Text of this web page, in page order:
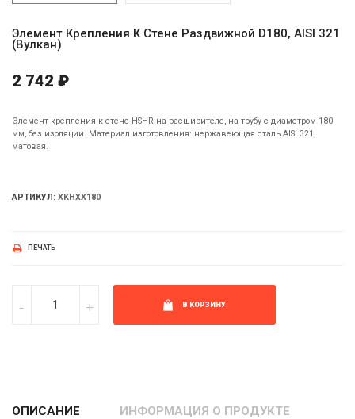
Элемент Крепления К Стене Раздвижной D180, AISI 321
(Вулкан)
2 742 ₽
Элемент крепления к стене HSHR на расширителе, на трубу с диаметром 180
мм, без изоляции. Материал изготовления: нержавеющая сталь AISI 321,
матовая.
АРТИКУЛ: XKHXX180
ПЕЧАТЬ
В КОРЗИНУ
ОПИСАНИЕ ИНФОРМАЦИЯ О ПРОДУКТЕ